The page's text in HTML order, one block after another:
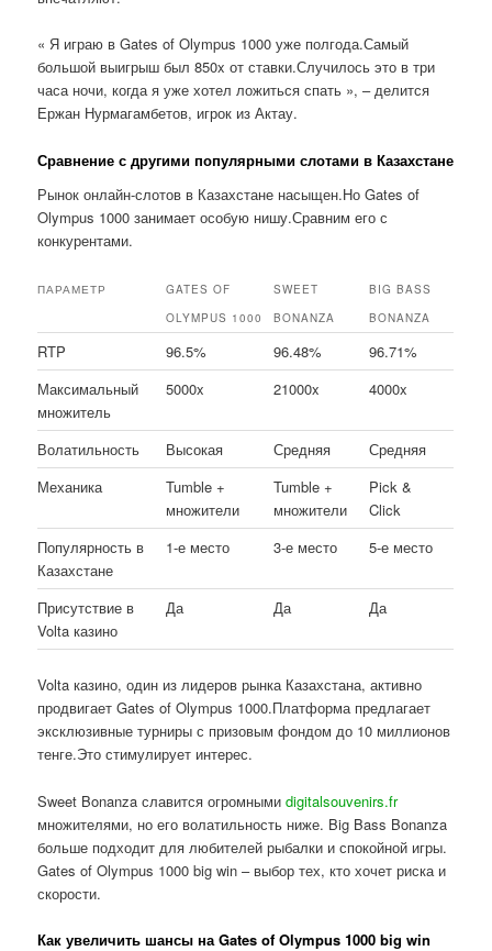
« Я играю в Gates of Olympus 1000 уже полгода.Самый
большой выигрыш был 850x от ставки.Случилось это в три
часа ночи, когда я уже хотел ложиться спать », – делится
Ержан Нурмагамбетов, игрок из Актау.
Сравнение с другими популярными слотами в Казахстане
Рынок онлайн-слотов в Казахстане насыщен.Но Gates of
Olympus 1000 занимает особую нишу.Сравним его с
конкурентами.
ПАРАМЕТР
GATES OF
OLYMPUS 1000
SWEET
BONANZA
BIG BASS
BONANZA
RTP 96.5% 96.48%
96.71%
Максимальный
множитель
5000x 21000x 4000x
Волатильность Высокая Средняя
Средняя
Механика
Tumble +
множители
Tumble +
множители
Pick &
Click
Популярность в
Казахстане
1-е место 3-е место 5-е место
Присутствие в
Volta казино
Да Да Да
Volta казино, один из лидеров рынка Казахстана, активно
продвигает Gates of Olympus 1000.Платформа предлагает
эксклюзивные турниры с призовым фондом до 10 миллионов
тенге.Это стимулирует интерес.
Sweet Bonanza славится огромнымиdigitalsouvenirs.fr
множителями, но его волатильность ниже. Big Bass Bonanza
больше подходит для любителей рыбалки и спокойной игры.
Gates of Olympus 1000 big win – выбор тех, кто хочет риска и
скорости.
Как увеличить шансы на Gates of Olympus 1000 big win